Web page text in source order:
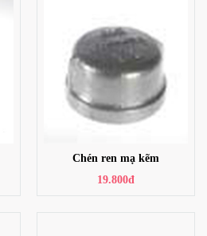
Chén ren mạ kẽm
19.800đ